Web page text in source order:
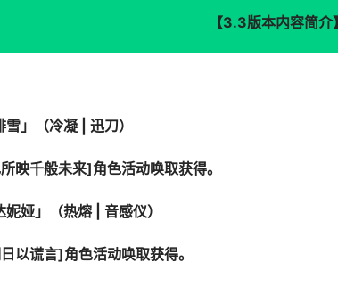
【3.3版本内容简介】
」（冷凝 | 迅刀）
映千般未来]角色活动唤取获得。
娅」（热熔 | 音感仪）
以谎言]角色活动唤取获得。